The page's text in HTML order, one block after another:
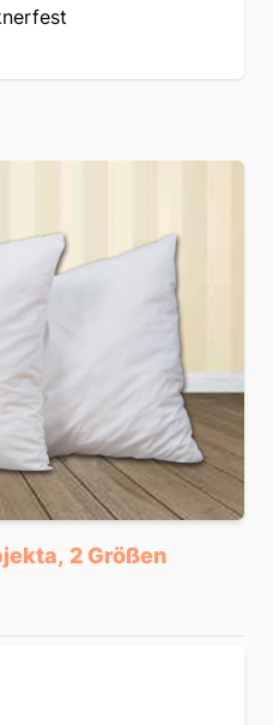
2 Größen